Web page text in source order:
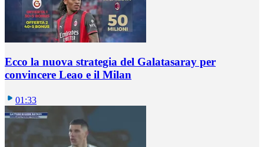
Ecco la nuova strategia del Galatasaray per
convincere Leao e il Milan
01:33